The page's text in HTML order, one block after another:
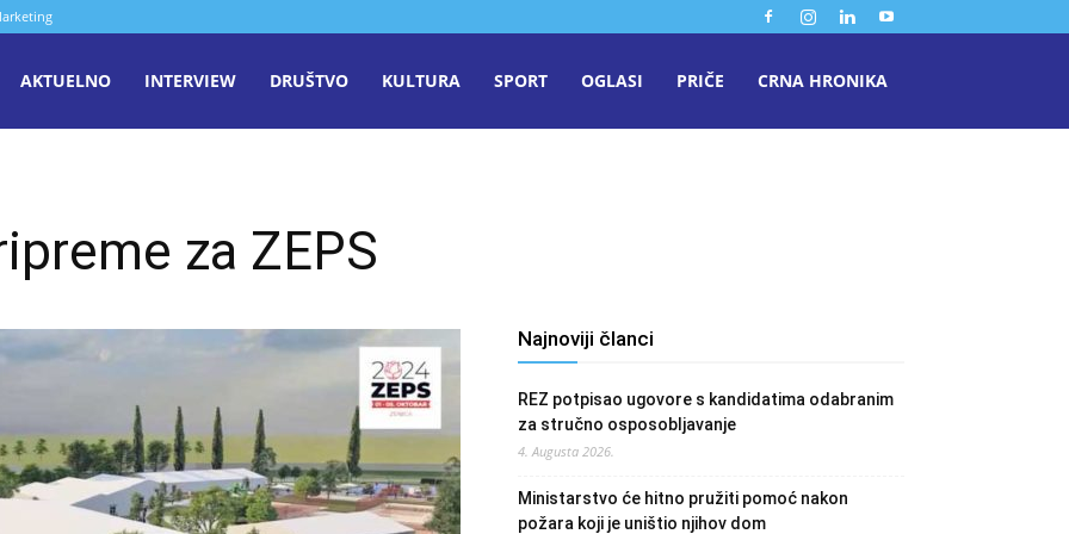
AKTUELNO INTERVIEW DRUŠTVO KULTURA SPORT OGLASI PRIČE CRNA HRONIKA
za ZEPS
Najnoviji članci
REZ potpisao ugovore s kandidatima odabranim
za stručno osposobljavanje
4. Augusta 2026.
Ministarstvo će hitno pružiti pomoć nakon
požara koji je uništio njihov dom